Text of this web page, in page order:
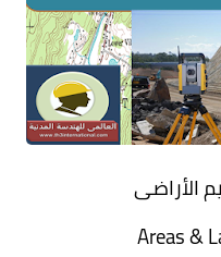
الأراضى
Areas &